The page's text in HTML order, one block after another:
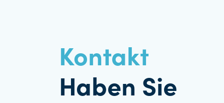
Kontakt
Haben Sie